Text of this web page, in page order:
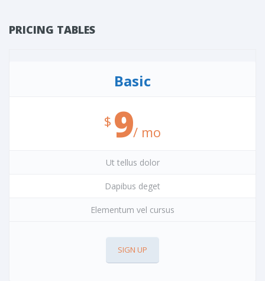
PRICING TABLES
Basic
9/ mo
Ut tellus dolor
Dapibus deget
Elementum vel cursus
SIGN UP